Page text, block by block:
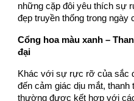
những cặp đôi yêu thích sự
đẹp truyền thống trong ngày
Cổng hoa màu xanh –
đại
Khác với sự rực rỡ của sắc
đến cảm giác dịu mắt, thanh
thường được kết hợp với